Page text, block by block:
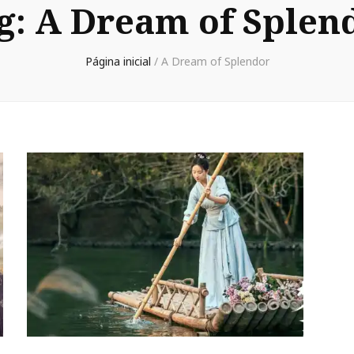
A Dream of
Página inicial / A Dream of Splendor